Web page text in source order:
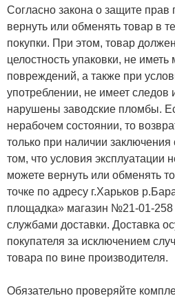
Согласно закона о защите
вернуть или обменять товар в
покупки. При этом, товар
целостность упаковки, не иметь
повреждений, а также при
употреблении, не имеет следов
нарушены заводские пломбы.
нерабочем состоянии, то
только при наличии заключения
том, что условия
можете вернуть или обменять
точке по адресу г.Харьков
площадка» магазин №21-01-258
службами доставки. Доставка
покупателя за исключением
товара по вине производителя.
Обязательно проверяйте